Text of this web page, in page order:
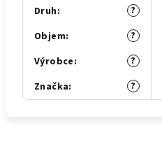
?
Druh:
?
Objem:
?
Výrobce:
?
Značka: